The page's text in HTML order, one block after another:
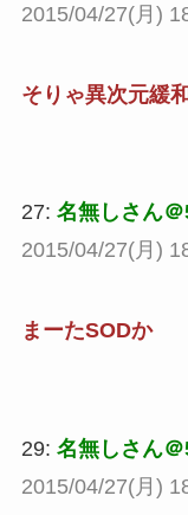
2015/04/27(月)
そりゃ異次元緩
27: 名無しさん
2015/04/27(月)
まーたSODか
29: 名無しさん
2015/04/27(月)